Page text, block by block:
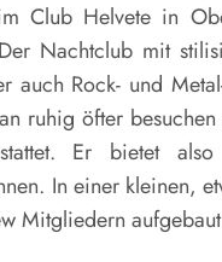
Club Helvete in
Nachtclub mit
auch Rock- und
ruhig öfter
Er bietet
In einer kleinen,
Mitgliedern